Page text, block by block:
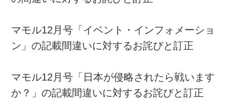
マモル12月号「イベント・インフォメーショ
ン」の記載間違いに対するお詫びと訂正
マモル12月号「日本が侵略されたら戦います
か？」の記載間違いに対するお詫びと訂正